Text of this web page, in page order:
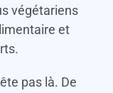
végétariens
et
pas là. De